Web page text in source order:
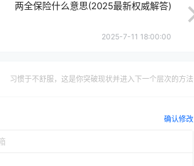
两全保险什么意思(2025最新权威解答)
2025-7-11 18:00:00
习惯于不舒服，这是你突破现状并进入下一个层次的方法
确认修改